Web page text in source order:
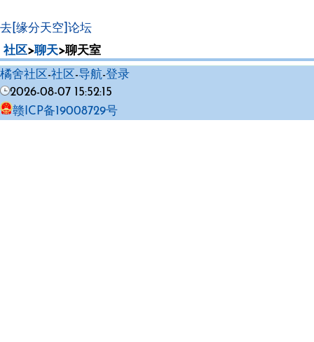
去[缘分天空]论坛
社区>聊天>聊天室
橘舍社区 -社区 -导航-登录
2026-08-07 15:52:15
赣ICP备19008729号